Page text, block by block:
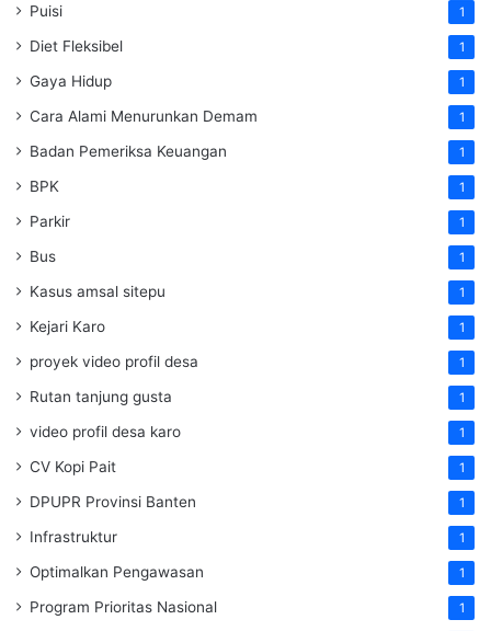
Puisi 1
Diet Fleksibel 1
Gaya Hidup 1
Cara Alami Menurunkan Demam 1
Badan Pemeriksa Keuangan 1
BPK 1
Parkir 1
Bus 1
Kasus amsal sitepu 1
Kejari Karo 1
proyek video profil desa 1
Rutan tanjung gusta 1
video profil desa karo 1
CV Kopi Pait 1
DPUPR Provinsi Banten 1
Infrastruktur 1
Optimalkan Pengawasan 1
Program Prioritas Nasional 1